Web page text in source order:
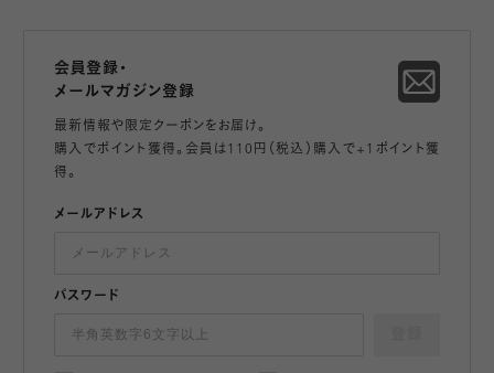
会員登録・
メールマガジン登録
最新情報や限定クーポンをお届け。
購入でポイント獲得。会員は110円（税込）購入で+1ポイント獲
得。
メールアドレス
パスワード